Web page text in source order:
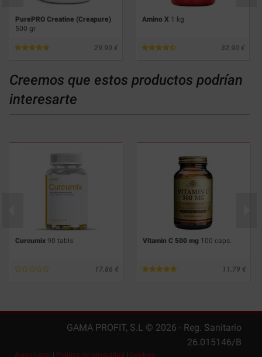
PurePRO Creatine (Creapure)
500 gr
29.90
Amino X 1 kg
32.90
Creemos que estos productos podrían
interesarte
Curcumix 90 tabls.
17.86
Vitamin C 500 mg 100 caps.
11.79
GAMA PROFIT, S.L © 2026 - Reg. Sanitario
26.015146/B
Aviso Legal Política de privacidad Cookies